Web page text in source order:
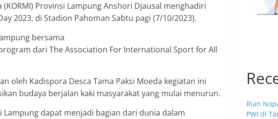
Provinsi Lampung Anshori Djausal menghadiri
2023, di Stadion Pahoman Sabtu pagi (7/10/2023).
bersama
dari The Association For International Sport for All
oleh Kadispora Desca Tama Paksi Moeda kegiatan ini
budaya berjalan kaki masyarakat yang mulai menurun.
dapat menjadi bagian dari dunia dalam
Rian
PWI di